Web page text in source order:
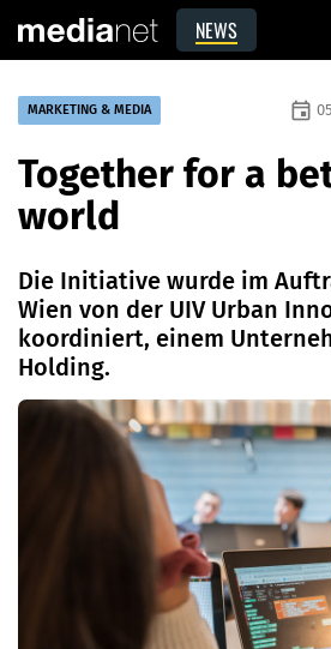
NEWS
MARKETING & MEDIA event
Together for a
world
Die Initiative wurde im
Wien von der UIV Urban
koordiniert, einem
Holding.